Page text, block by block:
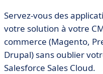
Servez-vous des
votre solution à votre
commerce (Magento,
Drupal) sans oublier
Salesforce Sales Cloud.